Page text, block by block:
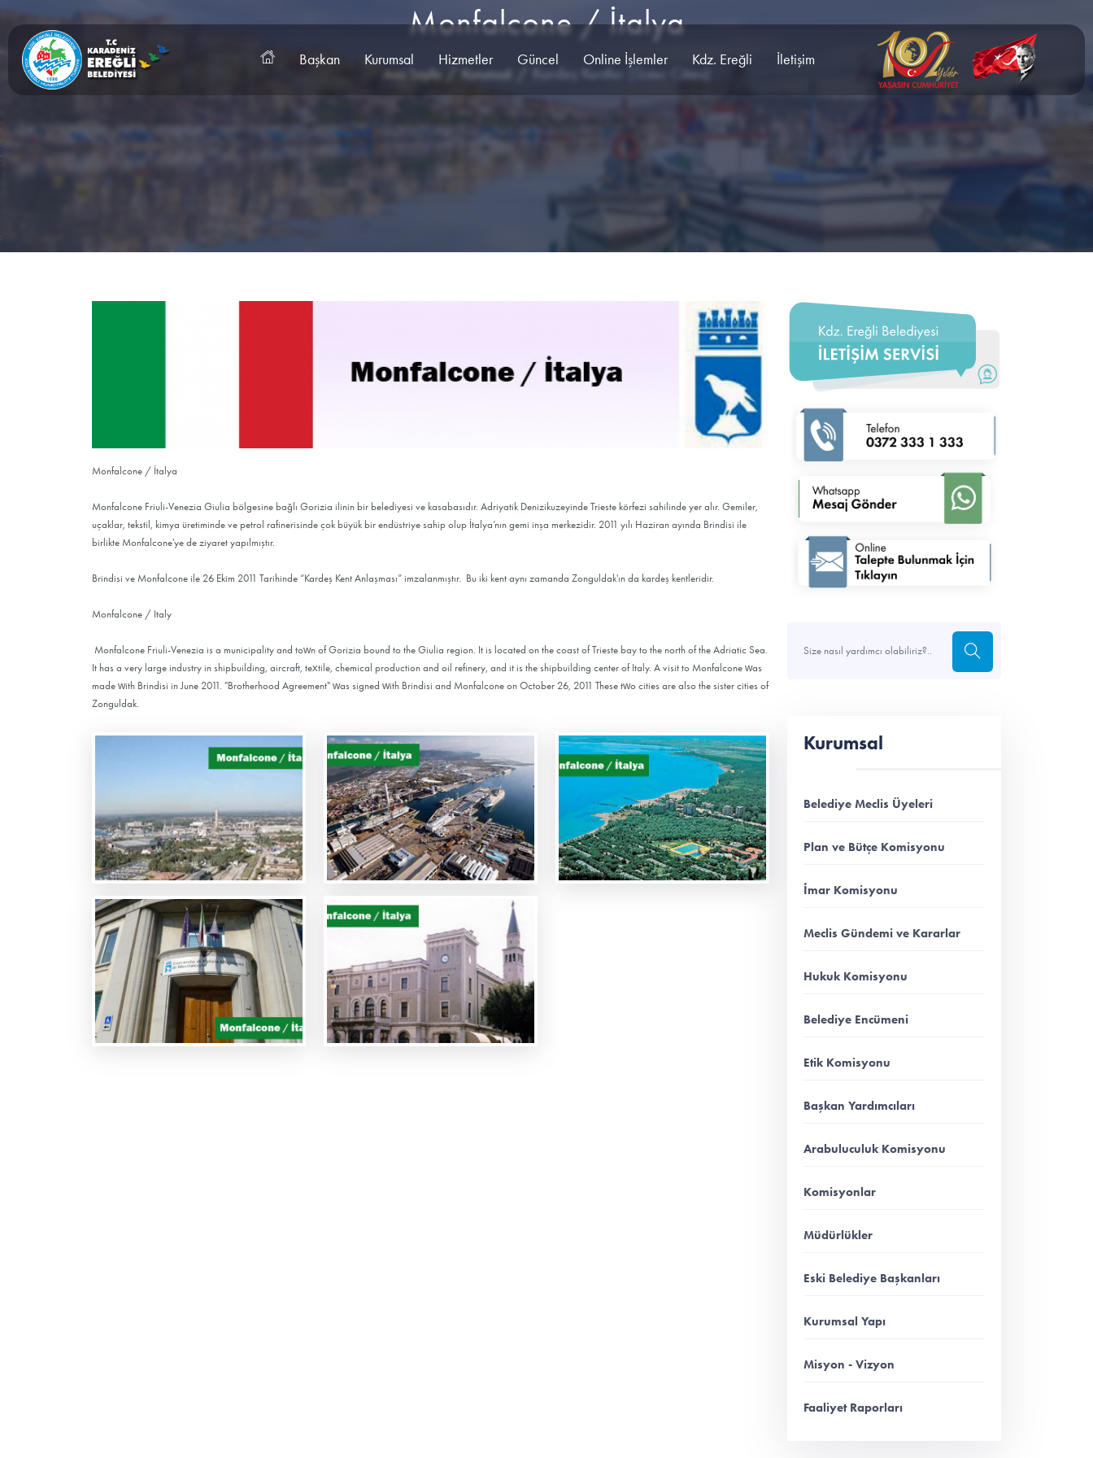
Başkan Kurumsal Hizmetler Güncel Online İşlemler Kdz. Ereğli İletişim
Monfalcone / İtalya
Ana Sayfa Kurumsal Kardeş Kentler (Sister Cities)
Monfalcone / İtalya
Monfalcone Friuli-Venezia Giulia bölgesine bağlı Gorizia ilinin bir belediyesi ve kasabasıdır. Adriyatik Denizikuzeyinde Trieste körfezi sahilinde yer alır. Gemiler,
uçaklar, tekstil, kimya üretiminde ve petrol rafinerisinde çok büyük bir endüstriye sahip olup İtalya’nın gemi inşa merkezidir. 2011 yılı Haziran ayında Brindisi ile
birlikte Monfalcone'ye de ziyaret yapılmıştır.
Brindisi ve Monfalcone ile 26 Ekim 2011 Tarihinde “Kardeş Kent Anlaşması” imzalanmıştır. Bu iki kent aynı zamanda Zonguldak'ın da kardeş kentleridir.
Monfalcone / Italy
Monfalcone Friuli-Venezia is a municipality and town of Gorizia bound to the Giulia region. It is located on the coast of Trieste bay to the north of the Adriatic Sea.
It has a very large industry in shipbuilding, aircraft, textile, chemical production and oil refinery, and it is the shipbuilding center of Italy. A visit to Monfalcone was
made with Brindisi in June 2011. "Brotherhood Agreement" was signed with Brindisi and Monfalcone on October 26, 2011 These two cities are also the sister cities of
Zonguldak.
Kurumsal
Belediye Meclis Üyeleri
Plan ve Bütçe Komisyonu
İmar Komisyonu
Meclis Gündemi ve Kararlar
Hukuk Komisyonu
Belediye Encümeni
Etik Komisyonu
Başkan Yardımcıları
Arabuluculuk Komisyonu
Komisyonlar
Müdürlükler
Eski Belediye Başkanları
Kurumsal Yapı
Misyon - Vizyon
Faaliyet Raporları